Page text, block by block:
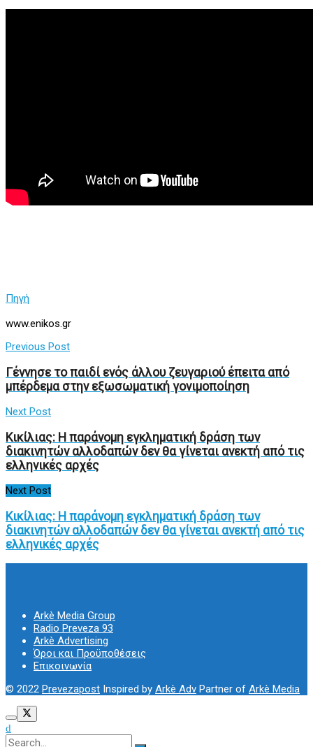
Πηγή
www.enikos.gr
Previous Post
Γέννησε το παιδί ενός άλλου ζευγαριού έπειτα από
μπέρδεμα στην εξωσωματική γονιμοποίηση
Next Post
Κικίλιας: Η παράνομη εγκληματική δράση των
διακινητών αλλοδαπών δεν θα γίνεται ανεκτή από τις
ελληνικές αρχές
Next Post
Κικίλιας: Η παράνομη εγκληματική δράση των
διακινητών αλλοδαπών δεν θα γίνεται ανεκτή από τις
ελληνικές αρχές
Arkè Media Group
Radio Preveza 93
Arkè Advertising
Όροι και Προϋποθέσεις
Επικοινωνία
© 2022 Prevezapost Inspired by Arkè Adv Partner of Arkè Media